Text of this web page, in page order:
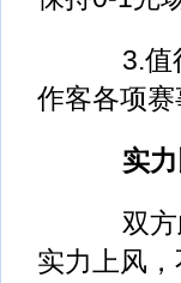
3.值得
作客各项赛
实力
双方此
实力上风